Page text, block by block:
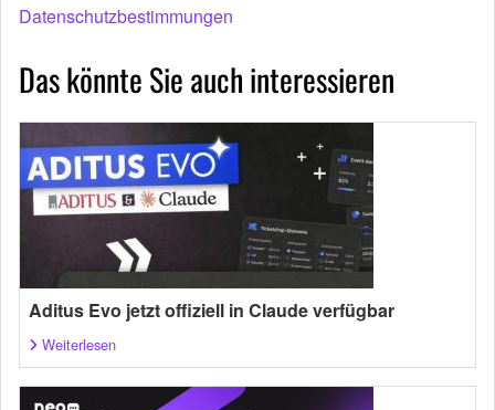
Datenschutzbestimmungen
Das könnte Sie auch interessieren
Aditus Evo jetzt offiziell in Claude verfügbar
Weiterlesen